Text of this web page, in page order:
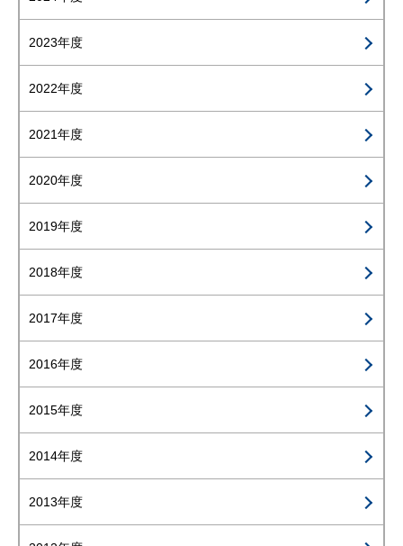
2023年度
2022年度
2021年度
2020年度
2019年度
2018年度
2017年度
2016年度
2015年度
2014年度
2013年度